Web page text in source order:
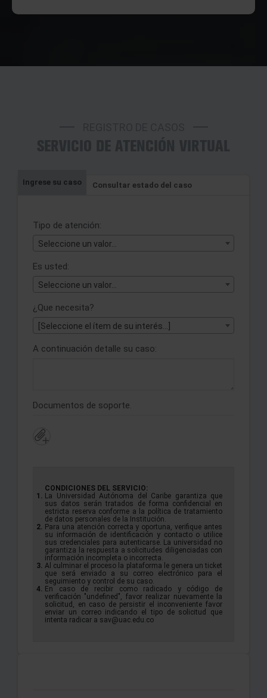
Ingrese su caso Consultar estado del caso
Tipo de atención:
Seleccione un valor...
Es usted:
Seleccione un valor...
¿Que necesita?
[Seleccione el ítem de su interés...]
A continuación detalle su caso:
Documentos de soporte.
CONDICIONES DEL SERVICIO:
La Universidad Autónoma del Caribe garantiza que
sus datos serán tratados de forma confidencial en
estricta reserva conforme a la política de tratamiento
de datos personales de la Institución.
Para una atención correcta y oportuna, verifique antes
su información de identificación y contacto o utilice
sus credenciales para autenticarse. La universidad no
garantiza la respuesta a solicitudes diligenciadas con
información incompleta o incorrecta.
Al culminar el proceso la plataforma le genera un ticket
que será enviado a su correo electrónico para el
seguimiento y control de su caso.
En caso de recibir como radicado y código de
verificación "undefined", favor realizar nuevamente la
solicitud, en caso de persistir el inconveniente favor
enviar un correo indicando el tipo de solicitud que
intenta radicar a sav@uac.edu.co